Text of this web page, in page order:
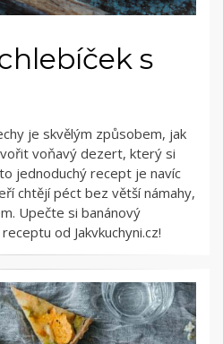
s
je skvělým způsobem, jak
voňavý dezert, který si
jednoduchý recept je navíc
chtějí péct bez větší námahy,
Upečte si banánový
od Jakvkuchyni.cz!